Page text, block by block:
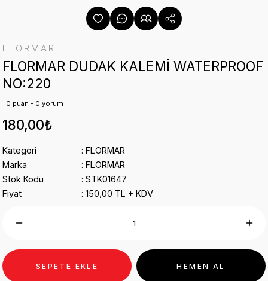
FLORMAR
FLORMAR DUDAK KALEMİ WATERPROOF
NO:220
0 puan - 0 yorum
180,00₺
Kategori
FLORMAR
Marka
FLORMAR
Stok Kodu
STK01647
Fiyat
150,00 TL + KDV
SEPETE EKLE HEMEN AL